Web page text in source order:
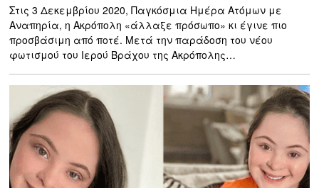
Στις 3 Δεκεμβρίου 2020, Παγκόσμια Ημέρα Ατόμων με
Αναπηρία, η Ακρόπολη «άλλαξε πρόσωπο» κι έγινε πιο
προσβάσιμη από ποτέ. Μετά την παράδοση του νέου
φωτισμού του Ιερού Βράχου της Ακρόπολης…